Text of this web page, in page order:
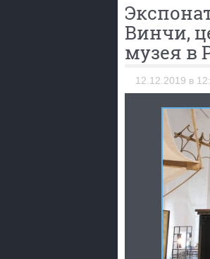
Винчи,
музея в
12.12.2019 в